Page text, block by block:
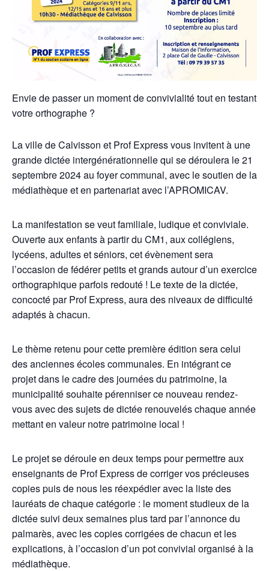
Envie de passer un moment de convivialité tout en testant
votre orthographe ?
La ville de Calvisson et Prof Express vous invitent à une
grande dictée intergénérationnelle qui se déroulera le 21
septembre 2024 au foyer communal, avec le soutien de la
médiathèque et en partenariat avec l’APROMICAV.
La manifestation se veut familiale, ludique et conviviale.
Ouverte aux enfants à partir du CM1, aux collégiens,
lycéens, adultes et séniors, cet évènement sera
l’occasion de fédérer petits et grands autour d’un exercice
orthographique parfois redouté ! Le texte de la dictée,
concocté par Prof Express, aura des niveaux de difficulté
adaptés à chacun.
Le thème retenu pour cette première édition sera celui
des anciennes écoles communales. En intégrant ce
projet dans le cadre des journées du patrimoine, la
municipalité souhaite pérenniser ce nouveau rendez-
vous avec des sujets de dictée renouvelés chaque année
mettant en valeur notre patrimoine local !
Le projet se déroule en deux temps pour permettre aux
enseignants de Prof Express de corriger vos précieuses
copies puis de nous les réexpédier avec la liste des
lauréats de chaque catégorie : le moment studieux de la
dictée suivi deux semaines plus tard par l’annonce du
palmarès, avec les copies corrigées de chacun et les
explications, à l’occasion d’un pot convivial organisé à la
médiathèque.